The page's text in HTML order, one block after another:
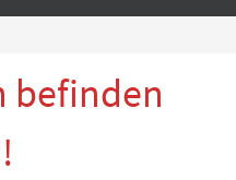
befinden